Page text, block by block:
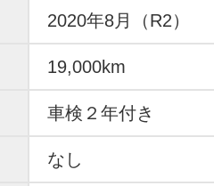
2020年8月（R2）
19,000km
車検２年付き
なし